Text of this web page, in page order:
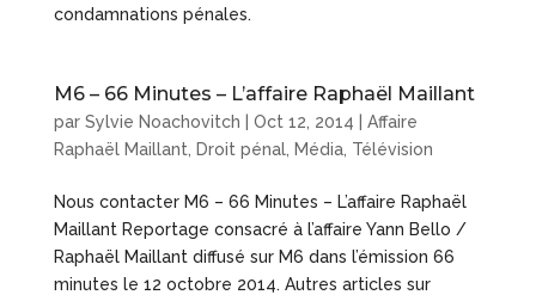
condamnations pénales.
M6 – 66 Minutes – L’affaire Raphaël Maillant
par Sylvie Noachovitch Oct 12, 2014
Affaire
Raphaël Maillant
Droit pénal, Média, Télévision
Nous contacter M6 – 66 Minutes – L’affaire Raphaël
Maillant Reportage consacré à l’affaire Yann Bello /
Raphaël Maillant diffusé sur M6 dans l’émission 66
minutes le 12 octobre 2014. Autres articles sur